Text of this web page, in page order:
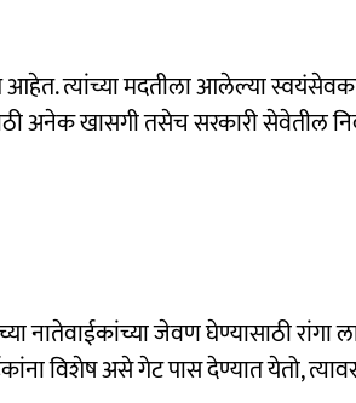
आहेत. त्यांच्या मदतीला आलेल्या
अनेक खासगी तसेच सरकारी सेवेतील
नातेवाईकांच्या जेवण घेण्यासाठी रांगा
विशेष असे गेट पास देण्यात येतो,